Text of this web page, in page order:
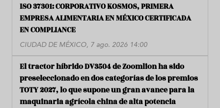
ISO 37301: CORPORATIVO KOSMOS, PRIMERA
EMPRESA ALIMENTARIA EN MÉXICO CERTIFICADA
EN COMPLIANCE
CIUDAD DE MÉXICO, 7 ago. 2026 14:00
El tractor híbrido DV3504 de Zoomlion ha sido
preseleccionado en dos categorías de los premios
TOTY 2027, lo que supone un gran avance para la
maquinaria agrícola china de alta potencia